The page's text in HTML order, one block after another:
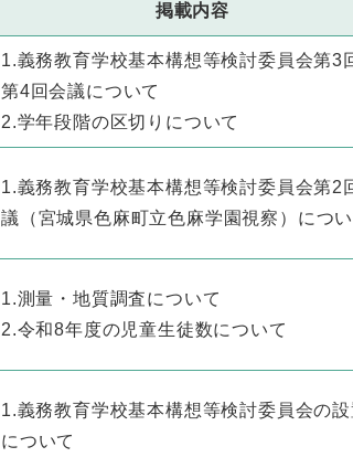
掲載内容
1.義務教育学校基本構想等検討委員会第3
第4回会議について
2.学年段階の区切りについて
1.義務教育学校基本構想等検討委員会第2
議（宮城県色麻町立色麻学園視察）につ
1.測量・地質調査について
2.令和8年度の児童生徒数について
1.義務教育学校基本構想等検討委員会の設
について